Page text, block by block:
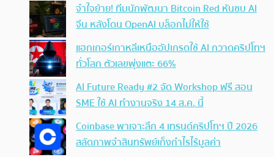
จำใจย้าย! ทีมนักพัฒนา Bitcoin Red หันซบ AI
จีน หลังโดน OpenAI บล็อกไม่ให้ใช้
แฮกเกอร์เกาหลีเหนืออัปเกรดใช้ AI กวาดคริปโทฯ
ทั่วโลก ตัวเลขพุ่งแตะ 66%
AI Future Ready #2 จัด Workshop ฟรี สอน
SME ใช้ AI ทำงานจริง 14 ส.ค. นี้
Coinbase พาเจาะลึก 4 เทรนด์คริปโทฯ ปี 2026
สลัดภาพจำสินทรัพย์เก็งกำไรไร้มูลค่า